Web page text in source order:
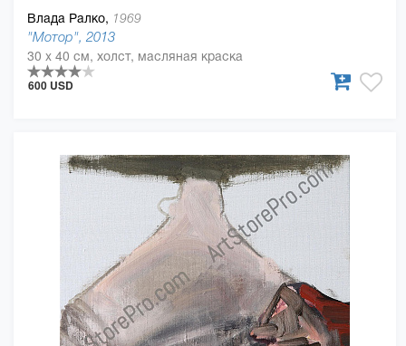
Влада Ралко, 1969
"Мотор", 2013
30 x 40 см, холст, масляная краска
600 USD